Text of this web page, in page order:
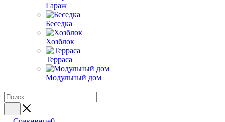
Гараж
Беседка
Хозблок
Терраса
Модульный дом